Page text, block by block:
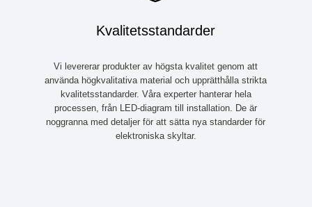
Kvalitetsstandarder
Vi levererar produkter av högsta kvalitet genom att
använda högkvalitativa material och upprätthålla strikta
kvalitetsstandarder. Våra experter hanterar hela
processen, från LED-diagram till installation. De är
noggranna med detaljer för att sätta nya standarder för
elektroniska skyltar.